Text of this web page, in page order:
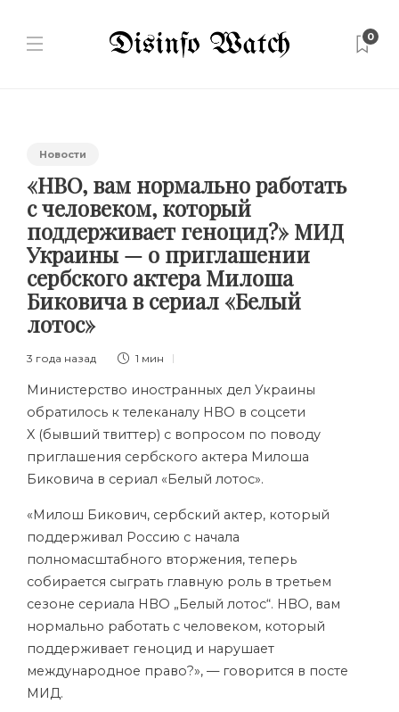
0
Новости
«HBO, вам нормально работать
с человеком, который
поддерживает геноцид?» МИД
Украины — о приглашении
сербского актера Милоша
Биковича в сериал «Белый
лотос»
3 года назад 1 мин
Министерство иностранных дел Украины
обратилось к телеканалу HBO в соцсети
X (бывший твиттер) с вопросом по поводу
приглашения сербского актера Милоша
Биковича в сериал «Белый лотос».
«Милош Бикович, сербский актер, который
поддерживал Россию с начала
полномасштабного вторжения, теперь
собирается сыграть главную роль в третьем
сезоне сериала HBO „Белый лотос“. HBO, вам
нормально работать с человеком, который
поддерживает геноцид и нарушает
международное право?», — говорится в посте
МИД.